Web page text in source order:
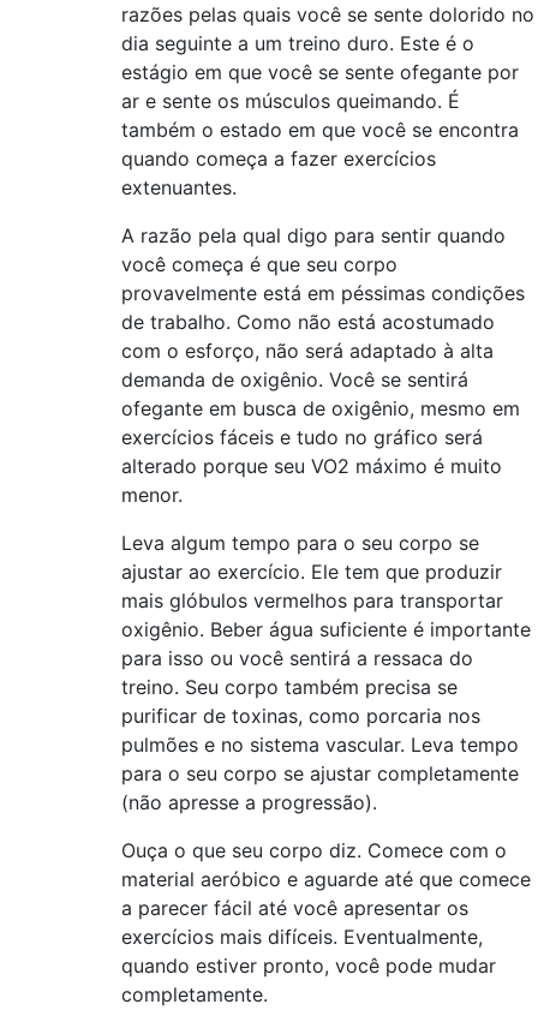
razões pelas quais você se sente dolorido no
dia seguinte a um treino duro. Este é o
estágio em que você se sente ofegante por
ar e sente os músculos queimando. É
também o estado em que você se encontra
quando começa a fazer exercícios
extenuantes.
A razão pela qual digo para sentir quando
você começa é que seu corpo
provavelmente está em péssimas condições
de trabalho. Como não está acostumado
com o esforço, não será adaptado à alta
demanda de oxigênio. Você se sentirá
ofegante em busca de oxigênio, mesmo em
exercícios fáceis e tudo no gráfico será
alterado porque seu VO2 máximo é muito
menor.
Leva algum tempo para o seu corpo se
ajustar ao exercício. Ele tem que produzir
mais glóbulos vermelhos para transportar
oxigênio. Beber água suficiente é importante
para isso ou você sentirá a ressaca do
treino. Seu corpo também precisa se
purificar de toxinas, como porcaria nos
pulmões e no sistema vascular. Leva tempo
para o seu corpo se ajustar completamente
(não apresse a progressão).
Ouça o que seu corpo diz. Comece com o
material aeróbico e aguarde até que comece
a parecer fácil até você apresentar os
exercícios mais difíceis. Eventualmente,
quando estiver pronto, você pode mudar
completamente.